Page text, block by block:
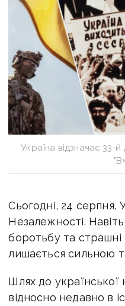
Україна відзначає
Сьогодні, 24 серпня,
Незалежності.
боротьбу та
лишається сильною
Шлях до української
відносно недавно в